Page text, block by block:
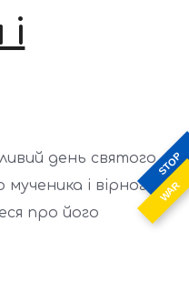
STOP
WAR
день святого
і вірного
про його